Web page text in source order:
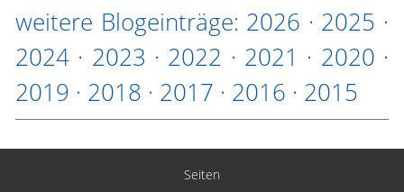
weitere Blogeinträge: 2026 · 2025 ·
2024 · 2023 · 2022 · 2021 · 2020 ·
2019 · 2018 · 2017 · 2016 · 2015
Seiten